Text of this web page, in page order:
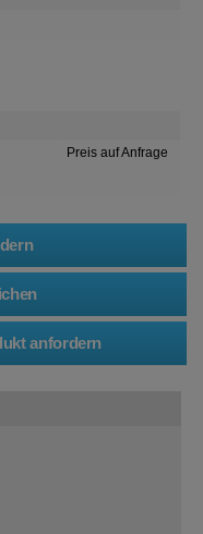
Preis auf Anfrage